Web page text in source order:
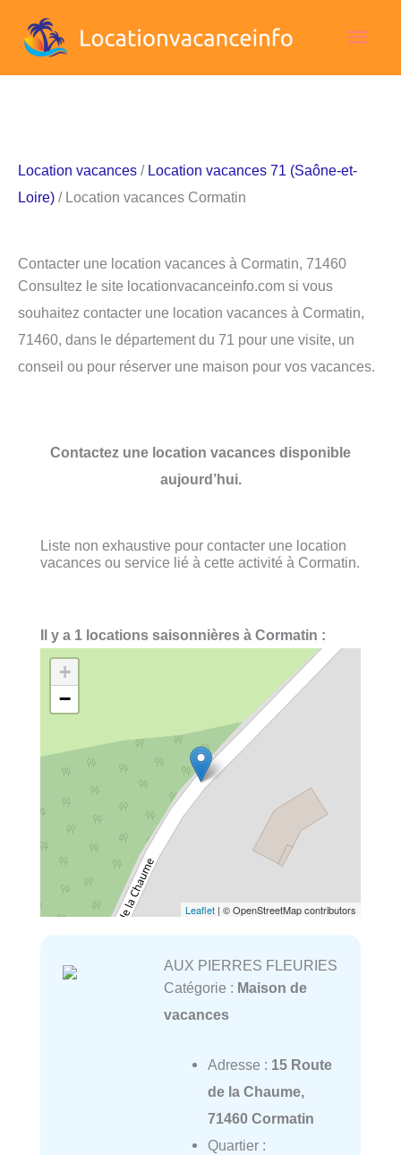
Location vacances / Location vacances 71 (Saône-et-
Loire) / Location vacances Cormatin
Contacter une location vacances à Cormatin, 71460
Consultez le site locationvacanceinfo.com si vous
souhaitez contacter une location vacances à Cormatin,
71460, dans le département du 71 pour une visite, un
conseil ou pour réserver une maison pour vos vacances.
Contactez une location vacances disponible
aujourd’hui.
Liste non exhaustive pour contacter une location
vacances ou service lié à cette activité à Cormatin.
Il y a 1 locations saisonnières à Cormatin :
+
−
Leaflet | © OpenStreetMap contributors
AUX PIERRES FLEURIES
Catégorie : Maison de
vacances
Adresse : 15 Route
de la Chaume,
71460 Cormatin
Quartier :